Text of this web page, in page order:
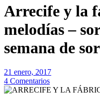
Arrecife y la
melodías –
semana de
21 enero, 2017
4 Comentarios